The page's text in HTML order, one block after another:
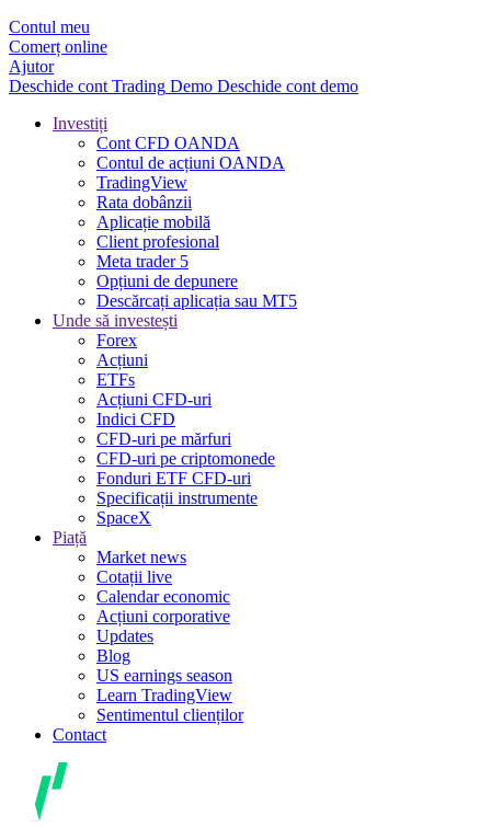
Contul meu
Comerț online
Ajutor
Deschide cont Trading Demo Deschide cont demo
Investiți
Cont CFD OANDA
Contul de acțiuni OANDA
TradingView
Rata dobânzii
Aplicație mobilă
Client profesional
Meta trader 5
Opțiuni de depunere
Descărcați aplicația sau MT5
Unde să investești
Forex
Acțiuni
ETFs
Acțiuni CFD-uri
Indici CFD
CFD-uri pe mărfuri
CFD-uri pe criptomonede
Fonduri ETF CFD-uri
Specificații instrumente
SpaceX
Piață
Market news
Cotații live
Calendar economic
Acțiuni corporative
Updates
Blog
US earnings season
Learn TradingView
Sentimentul clienților
Contact